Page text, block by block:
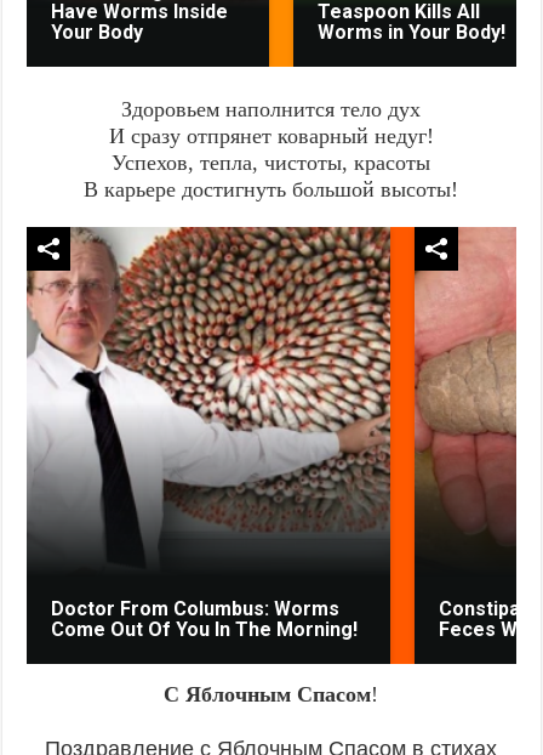
Have Worms Inside
Your Body
Teaspoon Kills All
Worms in Your Body!
Здоровьем наполнится тело дух
И сразу отпрянет коварный недуг!
Успехов, тепла, чистоты, красоты
В карьере достигнуть большой высоты!
Doctor From Columbus: Worms
Come Out Of You In The Morning!
Feces Will
С Яблочным Спасом!
Поздравление с Яблочным Спасом в стихах